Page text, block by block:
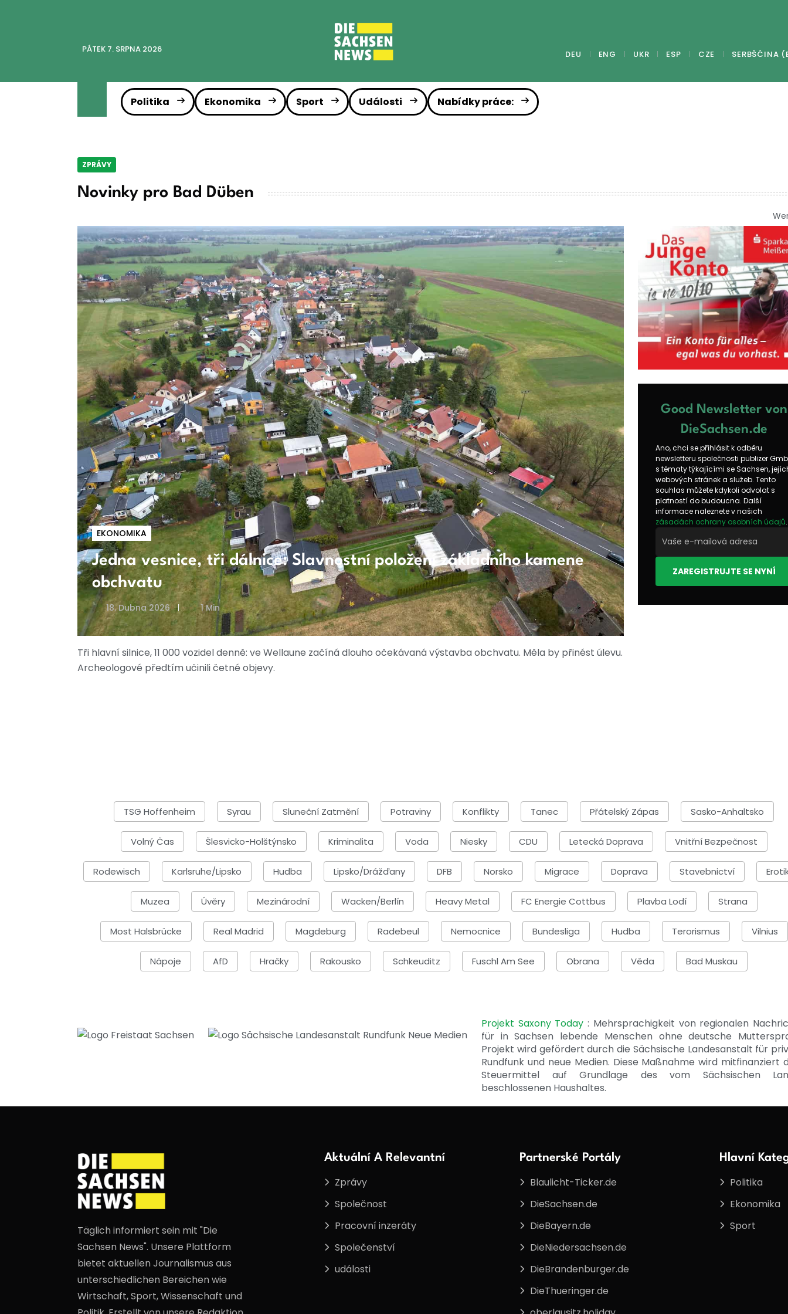
PÁTEK 7. SRPNA 2026 DEU ENG UKR ESP CZE SERBŠĆINA
Politika Ekonomika Sport Události Nabídky práce:
ZPRÁVY
Novinky pro Bad Düben
EKONOMIKA
Jedna vesnice, tři dálnice: Slavnostní položení základního kamene
obchvatu
18. Dubna 2026 1 Min
Tři hlavní silnice, 11 000 vozidel denně: ve Wellaune začíná dlouho očekávaná výstavba obchvatu. Měla by přinést úlevu.
Archeologové předtím učinili četné objevy.
Good Newsletter von
DieSachsen.de
Ano, chci se přihlásit k odběru
newsletteru společnosti publizer
s tématy týkajícími se Sachsen,
webových stránek a služeb. Tento
souhlas můžete kdykoli odvolat s
platností do budoucna. Další
informace naleznete v našich
zásadách ochrany osobních údajů.
ZAREGISTRUJTE SE NYNÍ
TSG Hoffenheim Syrau Sluneční Zatmění Potraviny Konflikty Tanec Přátelský Zápas Sasko-Anhaltsko
Volný Čas Šlesvicko-Holštýnsko Kriminalita Voda Niesky CDU Letecká Doprava Vnitřní Bezpečnost
Rodewisch Karlsruhe/Lipsko Hudba Lipsko/Drážďany DFB Norsko Migrace Doprava Stavebnictví
Muzea Úvěry Mezinárodní Wacken/Berlín Heavy Metal FC Energie Cottbus Plavba Lodí Strana
Most Halsbrücke Real Madrid Magdeburg Radebeul Nemocnice Bundesliga Hudba Terorismus Vilnius
Nápoje AfD Hračky Rakousko Schkeuditz Fuschl Am See Obrana Věda Bad Muskau
Projekt Saxony Today: Mehrsprachigkeit von regionalen
für in Sachsen lebende Menschen ohne deutsche
Projekt wird gefördert durch die Sächsische Landesanstalt für
Rundfunk und neue Medien. Diese Maßnahme wird mitfinanziert
Steuermittel auf Grundlage des vom Sächsischen
beschlossenen Haushaltes.
Täglich informiert sein mit "Die
Sachsen News". Unsere Plattform
bietet aktuellen Journalismus aus
unterschiedlichen Bereichen wie
Wirtschaft, Sport, Wissenschaft und
Aktuální A Relevantní
Zprávy
Společnost
Pracovní inzeráty
Společenství
události
Partnerské Portály
Blaulicht-Ticker.de
DieSachsen.de
DieBayern.de
DieNiedersachsen.de
DieBrandenburger.de
DieThueringer.de
Hlavní
Politika
Ekonomika
Sport